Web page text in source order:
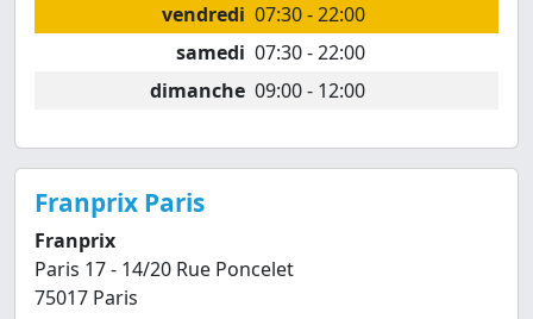
vendredi 07:30 - 22:00
samedi 07:30 - 22:00
dimanche 09:00 - 12:00
Franprix Paris
Franprix
Paris 17 - 14/20 Rue Poncelet
75017 Paris